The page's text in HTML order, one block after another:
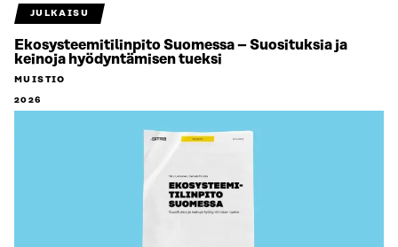
JULKAISU
Ekosysteemitilinpito Suomessa – Suosituksia ja
keinoja hyödyntämisen tueksi
MUISTIO
2026